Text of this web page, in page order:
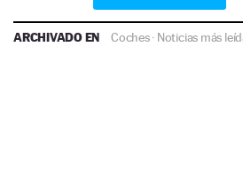
ARCHIVADO EN Coches· Noticias más